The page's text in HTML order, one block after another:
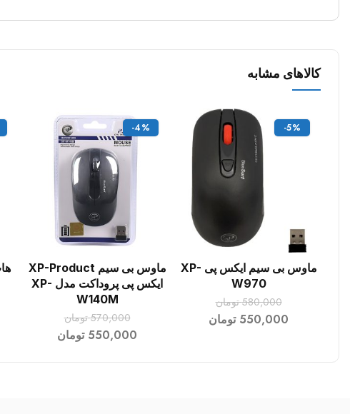
کالاهای مشابه
-5%
افزودن به سبد خرید ماوس بی سیم ایکس پی XP-
W970
580,000 تومان
550,000 تومان
-4%
افزودن به سبد خرید
ماوس بی سیم XP-Product
ایکس پی پروداکت مدل XP-
W140M
570,000 تومان
550,000 تومان